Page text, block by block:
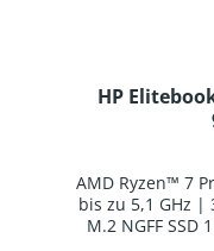
HP
AMD Ryzen™ 7
bis zu 5,1 GHz |
M.2 NGFF SSD